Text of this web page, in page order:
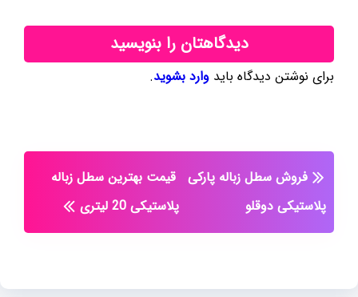
دیدگاهتان را بنویسید
برای نوشتن دیدگاه باید وارد بشوید.
فروش سطل زباله پارکی
پلاستیکی دوقلو
قیمت بهترین سطل زباله
پلاستیکی 20 لیتری